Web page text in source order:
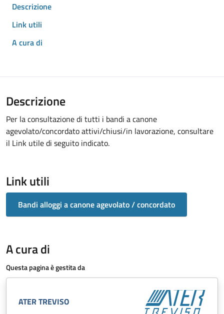
Descrizione
Link utili
A cura di
Descrizione
Per la consultazione di tutti i bandi a canone
agevolato/concordato attivi/chiusi/in lavorazione, consultare
il Link utile di seguito indicato.
Link utili
Bandi alloggi a canone agevolato / concordato
A cura di
Questa pagina è gestita da
ATER TREVISO